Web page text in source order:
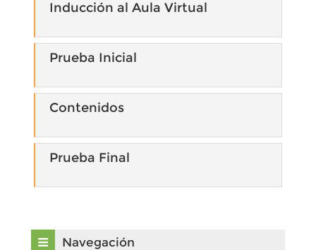
Inducción al Aula Virtual
Prueba Inicial
Contenidos
Prueba Final
Bloques
Navegación